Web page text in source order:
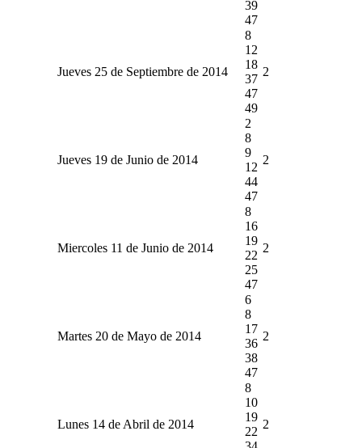
39
47
Jueves 25 de Septiembre de 2014
8
12
18
37
47
49
2
Jueves 19 de Junio de 2014
2
8
9
12
44
47
2
Miercoles 11 de Junio de 2014
8
16
19
22
25
47
2
Martes 20 de Mayo de 2014
6
8
17
36
38
47
2
Lunes 14 de Abril de 2014
8
10
19
22
2